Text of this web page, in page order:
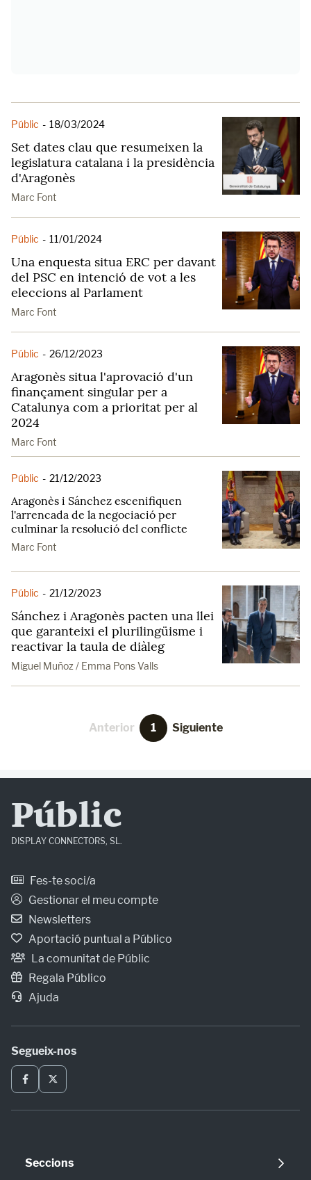
Públic - 18/03/2024
Set dates clau que resumeixen la
legislatura catalana i la presidència
d'Aragonès
Marc Font
Públic - 11/01/2024
Una enquesta situa ERC per davant
del PSC en intenció de vot a les
eleccions al Parlament
Marc Font
Públic - 26/12/2023
Aragonès situa l'aprovació d'un
finançament singular per a
Catalunya com a prioritat per al
2024
Marc Font
Públic - 21/12/2023
Aragonès i Sánchez escenifiquen
l'arrencada de la negociació per
culminar la resolució del conflicte
Marc Font
Públic - 21/12/2023
Sánchez i Aragonès pacten una llei
que garanteixi el plurilingüisme i
reactivar la taula de diàleg
Miguel Muñoz / Emma Pons Valls
Anterior 1 Siguiente
Públic
DISPLAY CONNECTORS, SL.
Fes-te soci/a
Gestionar el meu compte
Newsletters
Aportació puntual a Público
La comunitat de Públic
Regala Público
Ajuda
Segueix-nos
Seccions